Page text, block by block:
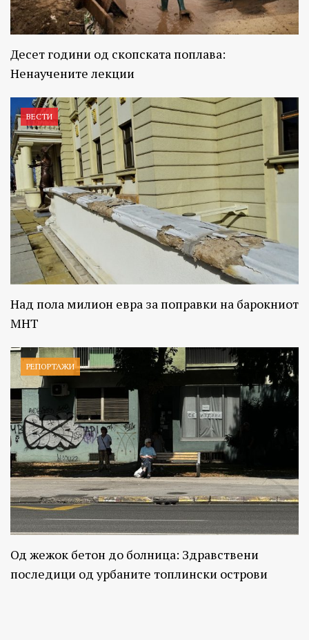
Десет години од скопската поплава:
Ненаучените лекции
ВЕСТИ
Над пола милион евра за поправки на барокниот
МНТ
РЕПОРТАЖИ
Од жежок бетон до болница: Здравствени
последици од урбаните топлински острови